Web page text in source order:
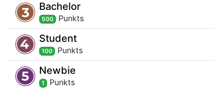
Bachelor
500 Punkts
Student
100 Punkts
Newbie
1 Punkts